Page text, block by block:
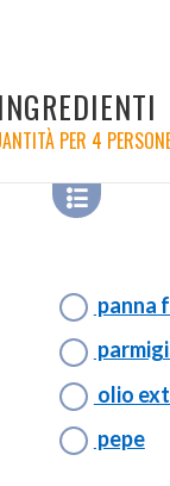
PER 4
panna
olio
pepe